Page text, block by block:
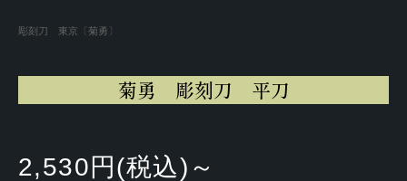
彫刻刀 東京〔菊勇〕
菊勇 彫刻刀 平刀
2,530円(税込)～